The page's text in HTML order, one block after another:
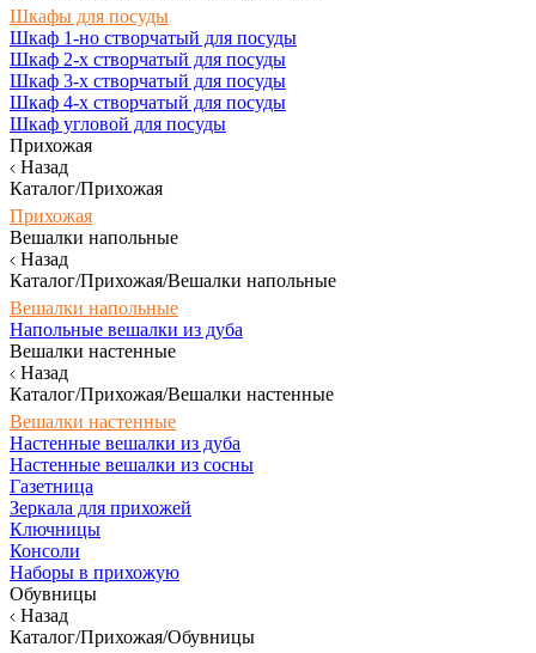
Шкафы для посуды
Шкаф 1-но створчатый для посуды
Шкаф 2-х створчатый для посуды
Шкаф 3-х створчатый для посуды
Шкаф 4-х створчатый для посуды
Шкаф угловой для посуды
Прихожая
Назад
Каталог/Прихожая
Прихожая
Вешалки напольные
Назад
Каталог/Прихожая/Вешалки напольные
Вешалки напольные
Напольные вешалки из дуба
Вешалки настенные
Назад
Каталог/Прихожая/Вешалки настенные
Вешалки настенные
Настенные вешалки из дуба
Настенные вешалки из сосны
Газетница
Зеркала для прихожей
Ключницы
Консоли
Наборы в прихожую
Обувницы
Назад
Каталог/Прихожая/Обувницы